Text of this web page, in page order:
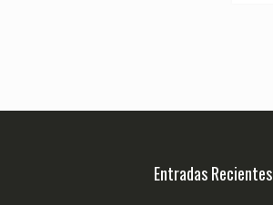
Entradas Recientes